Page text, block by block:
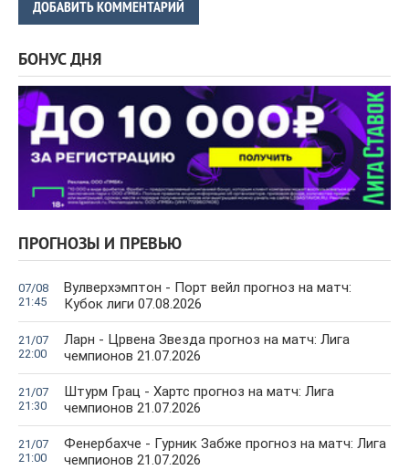
ДОБАВИТЬ КОММЕНТАРИЙ
БОНУС ДНЯ
ПРОГНОЗЫ И ПРЕВЬЮ
07/08
21:45
Вулверхэмптон - Порт вейл прогноз на матч:
Кубок лиги 07.08.2026
21/07
22:00
Ларн - Црвена Звезда прогноз на матч: Лига
чемпионов 21.07.2026
21/07
21:30
Штурм Грац - Хартс прогноз на матч: Лига
чемпионов 21.07.2026
21/07
21:00
Фенербахче - Гурник Забже прогноз на матч: Лига
чемпионов 21.07.2026